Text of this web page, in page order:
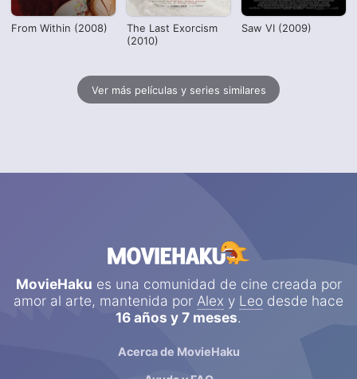
From Within (2008)
The Last Exorcism
(2010)
Saw VI (2009)
Ver más películas y series similares
MovieHaku es una comunidad de cine creada por
amor al arte, mantenida por Alex y Leo desde hace
16 años y 7 meses.
Acerca de MovieHaku